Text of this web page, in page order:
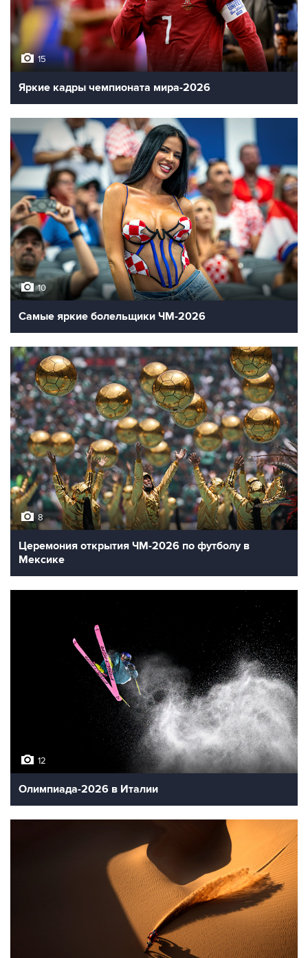
15
Яркие кадры чемпионата мира-2026
10
Самые яркие болельщики ЧМ-2026
8
Церемония открытия ЧМ-2026 по футболу в
Мексике
12
Олимпиада-2026 в Италии